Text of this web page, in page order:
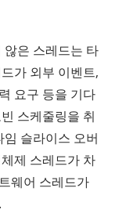
않은 스레드는 타
가 외부 이벤트,
요구 등을 기다
스케줄링을 취
슬라이스 오버
제 스레드가 차
웨어 스레드가